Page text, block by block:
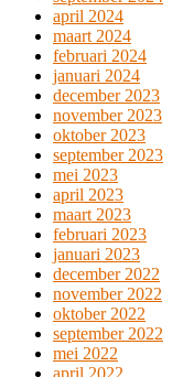
april 2024
maart 2024
februari 2024
januari 2024
december 2023
november 2023
oktober 2023
september 2023
mei 2023
april 2023
maart 2023
februari 2023
januari 2023
december 2022
november 2022
oktober 2022
september 2022
mei 2022
april 2022